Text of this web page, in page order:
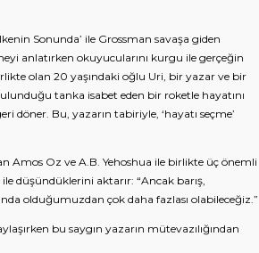
Sonunda’ ile Grossman savaşa giden
anlatırken okuyucularını kurgu ile gerçeğin
olan 20 yaşındaki oğlu Uri, bir yazar ve bir
tanka isabet eden bir roketle hayatını
döner. Bu, yazarın tabiriyle, ‘hayatı seçme’
Amos Oz ve A.B. Yehoshua ile birlikte üç önemli
düşündüklerini aktarır: “Ancak barış,
olduğumuzdan çok daha fazlası olabileceğiz.”
bu saygın yazarın mütevazılığından